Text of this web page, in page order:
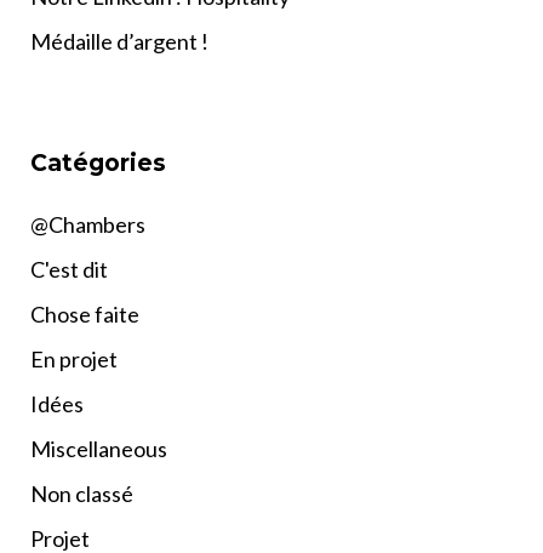
Médaille d’argent !
Catégories
@Chambers
C'est dit
Chose faite
En projet
Idées
Miscellaneous
Non classé
Projet